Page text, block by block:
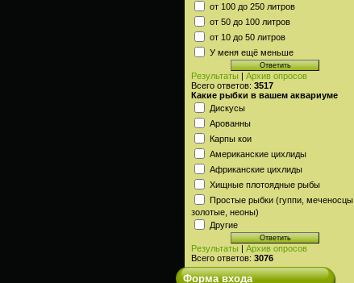
от 100 до 250 литров
от 50 до 100 литров
от 10 до 50 литров
У меня ещё меньше
Результаты
Архив опросов
Всего ответов: 3517
Какие рыбки в вашем аквариуме
Дискусы
Арованны
Карпы кои
Американские цихлиды
Африканские цихлиды
Хищные плотоядные рыбы
Простые рыбки (гуппи, меченосцы,
золотые, неоны)
Другие
Результаты
Архив опросов
Всего ответов: 3076
Форма входа